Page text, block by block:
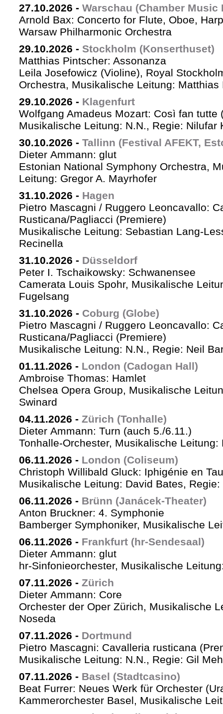
27.10.2026 - Warschau (Chamber Music
Arnold Bax: Concerto for Flute, Oboe,
Warsaw Philharmonic Orchestra
29.10.2026 - Stockholm (Konserthuset)
Matthias Pintscher: Assonanza
Leila Josefowicz (Violine), Royal
Orchestra, Musikalische Leitung: Matthias
29.10.2026 - Klagenfurt
Wolfgang Amadeus Mozart: Così fan tutte
Musikalische Leitung: N.N., Regie: Nilufar
30.10.2026 - Tallinn (Festival AFEKT,
Dieter Ammann: glut
Estonian National Symphony Orchestra,
Leitung: Gregor A. Mayrhofer
31.10.2026 - Hagen
Pietro Mascagni / Ruggero Leoncavallo:
Rusticana/Pagliacci (Premiere)
Musikalische Leitung: Sebastian Lang-
Recinella
31.10.2026 - Düsseldorf
Peter I. Tschaikowsky: Schwanensee
Camerata Louis Spohr, Musikalische
Fugelsang
31.10.2026 - Coburg (Globe)
Pietro Mascagni / Ruggero Leoncavallo:
Rusticana/Pagliacci (Premiere)
Musikalische Leitung: N.N., Regie: Neil
01.11.2026 - London (Cadogan Hall)
Ambroise Thomas: Hamlet
Chelsea Opera Group, Musikalische
Swinard
04.11.2026 - Zürich (Tonhalle)
Dieter Ammann: Turn (auch 5./6.11.)
Tonhalle-Orchester, Musikalische Leitung:
06.11.2026 - London (Coliseum)
Christoph Willibald Gluck: Iphigénie en
Musikalische Leitung: David Bates, Regie:
06.11.2026 - Brünn (Janácek-Theater)
Anton Bruckner: 4. Symphonie
Bamberger Symphoniker, Musikalische
06.11.2026 - Frankfurt (hr-Sendesaal)
Dieter Ammann: glut
hr-Sinfonieorchester, Musikalische
07.11.2026 - Zürich
Dieter Ammann: Core
Orchester der Oper Zürich, Musikalische
Noseda
07.11.2026 - Dortmund
Pietro Mascagni: Cavalleria rusticana
Musikalische Leitung: N.N., Regie: Gil
07.11.2026 - Basel (Stadtcasino)
Beat Furrer: Neues Werk für Orchester
Kammerorchester Basel, Musikalische